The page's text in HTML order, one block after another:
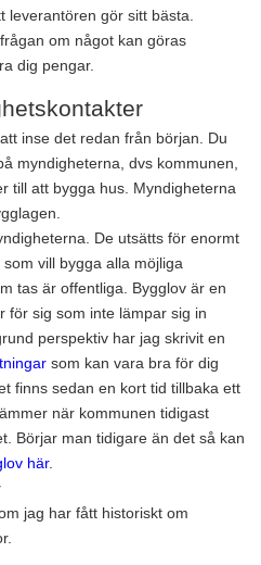
leverantören gör sitt bästa.
om något kan göras
dig pengar.
inse det redan från början. Du
myndigheterna, dvs kommunen,
till att bygga hus. Myndigheterna
De utsätts för enormt
vill bygga alla möjliga
tas är offentliga. Bygglov är en
för sig som inte lämpar sig in
perspektiv har jag skrivit en
som kan vara bra för dig
finns sedan en kort tid tillbaka ett
när kommunen tidigast
Börjar man tidigare än det så kan
här.
jag har fått historiskt om